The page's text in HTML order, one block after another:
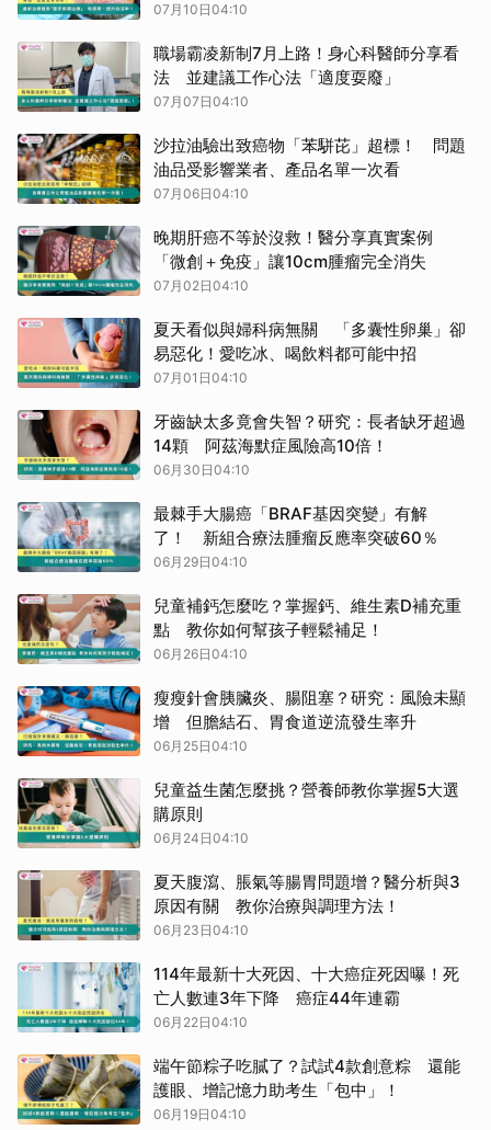
07月10日04:10
職場霸凌新制7月上路！身心科醫師分享看
法 並建議工作心法「適度耍廢」
07月07日04:10
沙拉油驗出致癌物「苯駢芘」超標！ 問題
油品受影響業者、產品名單一次看
07月06日04:10
晚期肝癌不等於沒救！醫分享真實案例
「微創＋免疫」讓10cm腫瘤完全消失
07月02日04:10
夏天看似與婦科病無關 「多囊性卵巢」卻
易惡化！愛吃冰、喝飲料都可能中招
07月01日04:10
牙齒缺太多竟會失智？研究：長者缺牙超過
14顆 阿茲海默症風險高10倍！
06月30日04:10
最棘手大腸癌「BRAF基因突變」有解
了！ 新組合療法腫瘤反應率突破60％
06月29日04:10
兒童補鈣怎麼吃？掌握鈣、維生素D補充重
點 教你如何幫孩子輕鬆補足！
06月26日04:10
瘦瘦針會胰臟炎、腸阻塞？研究：風險未顯
增 但膽結石、胃食道逆流發生率升
06月25日04:10
兒童益生菌怎麼挑？營養師教你掌握5大選
購原則
06月24日04:10
夏天腹瀉、脹氣等腸胃問題增？醫分析與3
原因有關 教你治療與調理方法！
06月23日04:10
114年最新十大死因、十大癌症死因曝！死
亡人數連3年下降 癌症44年連霸
06月22日04:10
端午節粽子吃膩了？試試4款創意粽 還能
護眼、增記憶力助考生「包中」！
06月19日04:10